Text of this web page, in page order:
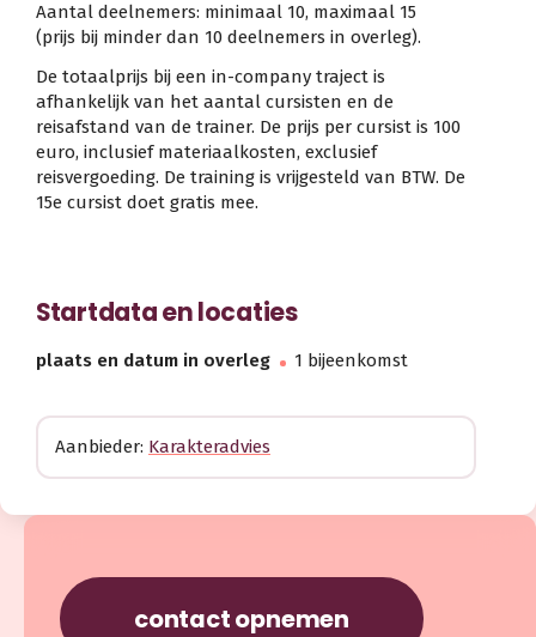
Aantal deelnemers: minimaal 10, maximaal 15
(prijs bij minder dan 10 deelnemers in overleg).
De totaalprijs bij een in-company traject is
afhankelijk van het aantal cursisten en de
reisafstand van de trainer. De prijs per cursist is 100
euro, inclusief materiaalkosten, exclusief
reisvergoeding. De training is vrijgesteld van BTW. De
15e cursist doet gratis mee.
Startdata en locaties
plaats en datum in overleg 1 bijeenkomst
Aanbieder: Karakteradvies
contact opnemen